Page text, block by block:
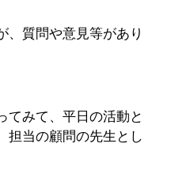
、質問や意見等があり
てみて、平日の活動と
担当の顧問の先生とし